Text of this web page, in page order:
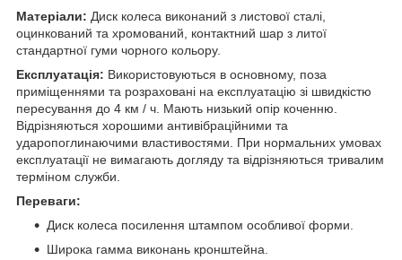
Матеріали: Диск колеса виконаний з листової сталі,
оцинкований та хромований, контактний шар з литої
стандартної гуми чорного кольору.
Експлуатація: Використовуються в основному, поза
приміщеннями та розраховані на експлуатацію зі швидкістю
пересування до 4 км / ч. Мають низький опір коченню.
Відрізняються хорошими антивібраційними та
ударопоглинаючими властивостями. При нормальних умовах
експлуатації не вимагають догляду та відрізняються тривалим
терміном служби.
Переваги:
Диск колеса посилення штампом особливої форми.
Широка гамма виконань кронштейна.